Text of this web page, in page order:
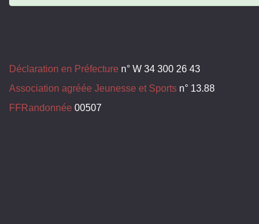
Déclaration en Préfecture n° W 34 300 26 43
Association agréée Jeunesse et Sports n° 13.88
FFRandonnée 00507